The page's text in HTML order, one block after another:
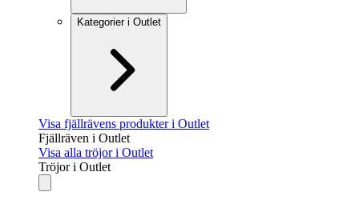
Kategorier i Outlet
Visa fjällrävens produkter i Outlet
Fjällräven i Outlet
Visa alla tröjor i Outlet
Tröjor i Outlet